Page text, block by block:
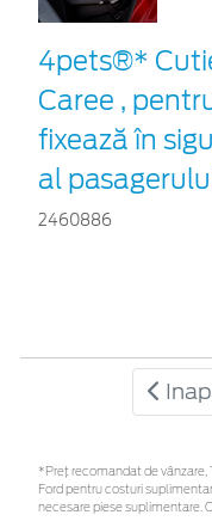
4pets®*
Caree ,
fixează în
al
2460886
*Preţ recomandat de vânzare,
Ford pentru costuri
necesare piese suplimentare.